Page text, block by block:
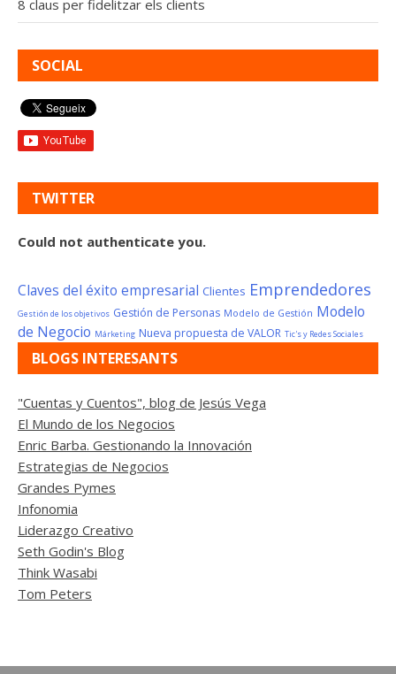
8 claus per fidelitzar els clients
SOCIAL
TWITTER
Could not authenticate you.
Claves del éxito empresarial Clientes Emprendedores
Gestión de los objetivos Gestión de Personas Modelo de Gestión Modelo
de Negocio Márketing Nueva propuesta de VALOR Tic's y Redes Sociales
BLOGS INTERESANTS
"Cuentas y Cuentos", blog de Jesús Vega
El Mundo de los Negocios
Enric Barba. Gestionando la Innovación
Estrategias de Negocios
Grandes Pymes
Infonomia
Liderazgo Creativo
Seth Godin's Blog
Think Wasabi
Tom Peters